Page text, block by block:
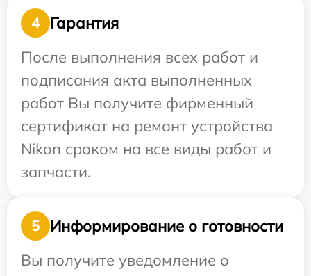
4
Гарантия
После выполнения всех работ и
подписания акта выполненных
работ Вы получите фирменный
сертификат на ремонт устройства
Nikon сроком на все виды работ и
запчасти.
5
Информирование о готовности
Вы получите уведомление о